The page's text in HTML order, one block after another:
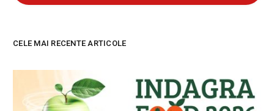
CELE MAI RECENTE ARTICOLE